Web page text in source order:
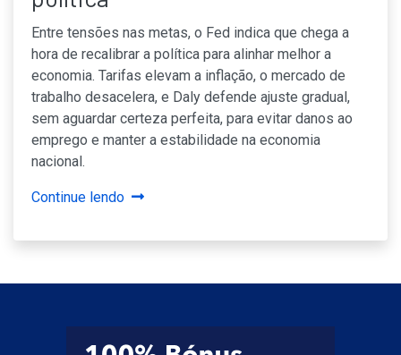
Entre tensões nas metas, o Fed indica que chega a
hora de recalibrar a política para alinhar melhor a
economia. Tarifas elevam a inflação, o mercado de
trabalho desacelera, e Daly defende ajuste gradual,
sem aguardar certeza perfeita, para evitar danos ao
emprego e manter a estabilidade na economia
nacional.
Continue lendo